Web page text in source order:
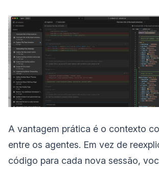
A vantagem prática é o contexto
entre os agentes. Em vez de
código para cada nova sessão,